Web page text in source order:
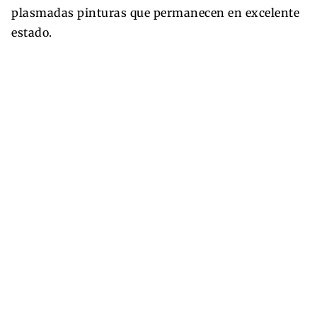
plasmadas pinturas que permanecen en excelente
estado.